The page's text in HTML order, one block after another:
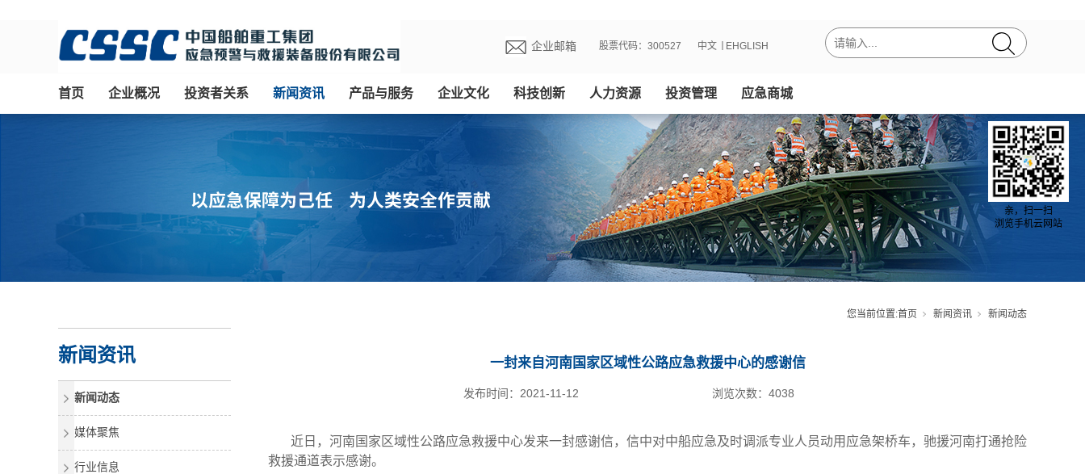
企业邮箱 股票代码：300527 EHGLISH
中文
首页 企业概况 投资者关系 新闻资讯 产品与服务 企业文化 科技创新 人力资源 投资管理 应急商城
您当前位置:首页 新闻资讯 新闻动态
新闻资讯
新闻动态
媒体聚焦
行业信息
一封来自河南国家区域性公路应急救援中心的感谢信
2021-11-12
发布时间： 浏览次数： 4038
近日，河南国家区域性公路应急救援中心发来一封感谢信，信中对中船应急及时调派专业人员动用应急架桥车，驰援河南打通抢险
救援通道表示感谢。
亲，扫一扫
浏览手机云网站